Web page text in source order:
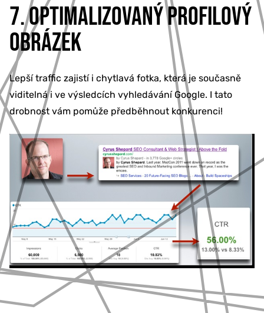
7. OPTIMALIZOVANÝ PROFILOVÝ
OBRÁZEK
Lepší traffic zajistí i chytlavá fotka, která je současně
viditelná i ve výsledcích vyhledávání Google. I tato
drobnost vám pomůže předběhnout konkurenci!